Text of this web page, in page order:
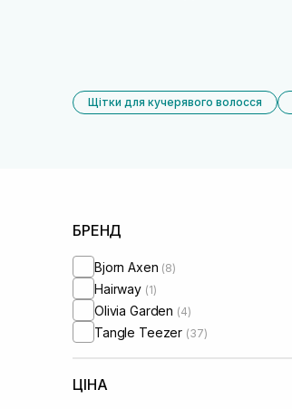
Щітки для кучерявого волосся
БРЕНД
Bjorn Axen (8)
Hairway (1)
Olivia Garden (4)
Tangle Teezer (37)
ЦІНА